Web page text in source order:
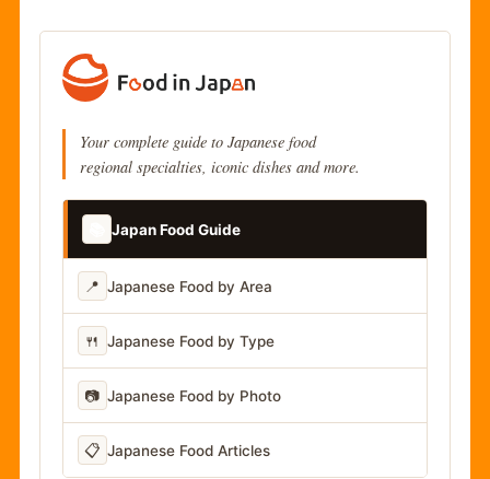
Your complete guide to Japanese food
regional specialties, iconic dishes and more.
Japan Food Guide
📍 Japanese Food by Area
🍴 Japanese Food by Type
📷 Japanese Food by Photo
📋 Japanese Food Articles